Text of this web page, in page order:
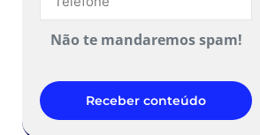
Não te mandaremos spam!
Receber conteúdo